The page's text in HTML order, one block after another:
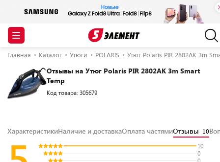
Главная Каталог Утюги POLARIS Утюг Polaris PIR 2802AK 3m
Отзывы на Утюг Polaris PIR 2802AK 3m Smart
Temp
Код товара: 305679
ХарактеристикиНаличие и доставкаОплата частямиОтзывы 10
10
0